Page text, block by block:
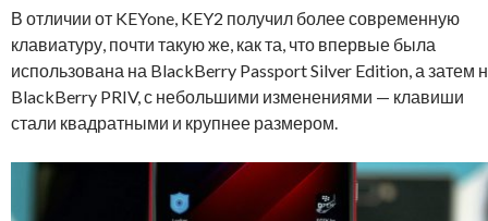
В отличии от KEYone, KEY2 получил более современную
клавиатуру, почти такую же, как та, что впервые была
использована на BlackBerry Passport Silver Edition, а затем
BlackBerry PRIV, с небольшими изменениями — клавиши
стали квадратными и крупнее размером.